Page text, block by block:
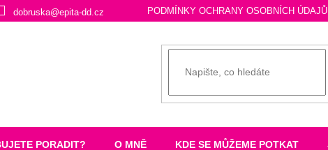
dobruska@epita-dd.cz PODMÍNKY OCHRANY OSOBNÍCH ÚDAJŮ
PORADIT? O MNĚ KDE SE MŮŽEME POTKAT